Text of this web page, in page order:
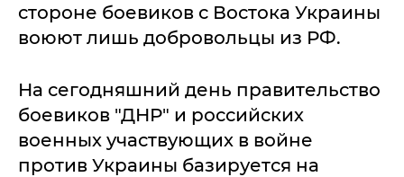
стороне боевиков с Востока Украины
воюют лишь добровольцы из РФ.
На сегодняшний день правительство
боевиков "ДНР" и российских
военных участвующих в войне
против Украины базируется на